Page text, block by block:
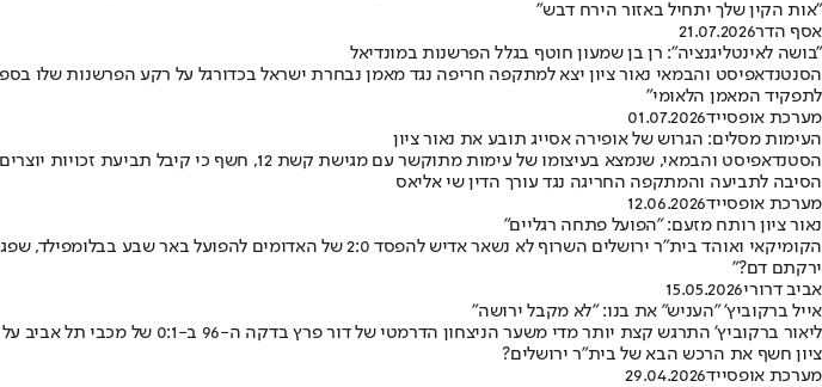
"אות הקין שלך יתחיל באזור הירח דבש"
אסף הדר21.07.2026
"בושה לאינטליגנציה": רן בן שמעון חוטף בגלל הפרשנות במונדיאל
לתפקיד המאמן הלאומי"
מערכת אופסייד01.07.2026
העימות מסלים: הגרוש של אופירה אסייג תובע את נאור ציון
הסיבה לתביעה והמתקפה החריגה נגד עורך הדין שי אליאס
מערכת אופסייד12.06.2026
נאור ציון רותח מזעם: "הפועל פתחה רגליים"
הקומיקאי ואוהד בית"ר ירושלים השרוף לא נשאר אדיש להפסד 2:0
ירקתם דם?"
אביב דרורי15.05.2026
אייל ברקוביץ' "העניש" את בנו: "לא מקבל ירושה"
ליאור ברקוביץ' התרגש קצת יותר
ציון חשף את הרכש הבא של בית"ר ירושלים?
מערכת אופסייד29.04.2026